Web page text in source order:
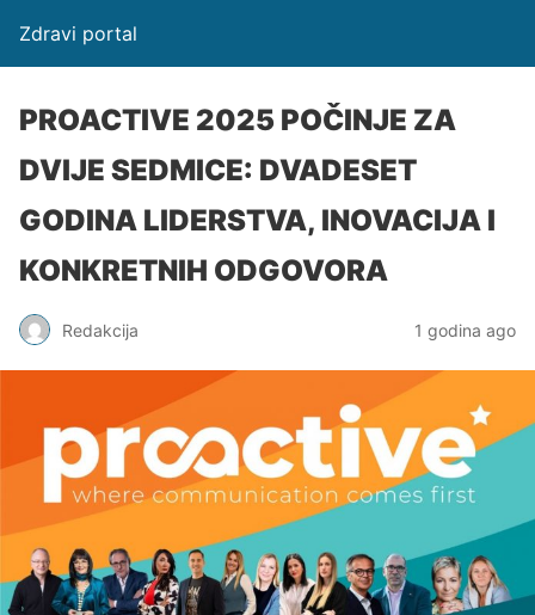
Zdravi portal
PROACTIVE 2025 POČINJE ZA
DVIJE SEDMICE: DVADESET
GODINA LIDERSTVA, INOVACIJA I
KONKRETNIH ODGOVORA
Redakcija 1 godina ago